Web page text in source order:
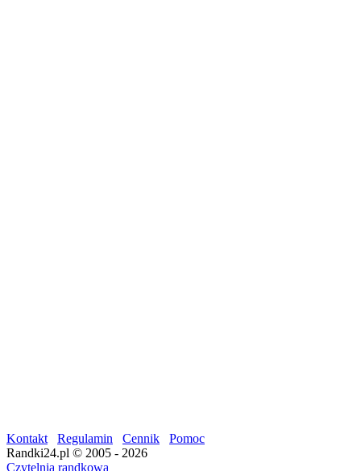
Kontakt Regulamin Cennik
Pomoc
Randki24.pl © 2005 - 2026
Czytelnia randkowa